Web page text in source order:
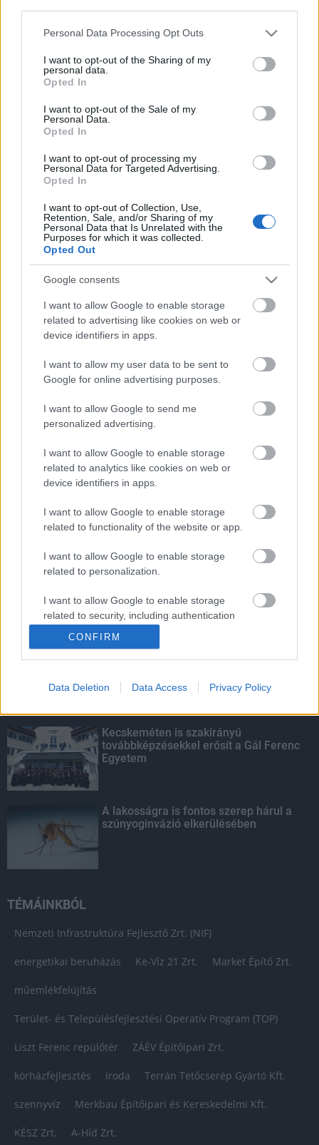
Please note that this website/app uses one or more Google
not limited to your visit or usage behaviour. You may click to
grant or deny consent to Google and its third-party tags to
use your data for below specified purposes in below Google
consent section.
Personal Data Processing Opt Outs
I want to opt-out of the Sharing of my
personal data.
Opted In
I want to opt-out of the Sale of my
Personal Data.
Opted In
I want to opt-out of processing my
Personal Data for Targeted Advertising.
Opted In
I want to opt-out of Collection, Use,
Retention, Sale, and/or Sharing of my
Personal Data that Is Unrelated with the
Purposes for which it was collected.
Opted Out
Google consents
I want to allow Google to enable storage
related to advertising like cookies on web or
device identifiers in apps.
I want to allow my user data to be sent to
Google for online advertising purposes.
I want to allow Google to send me
personalized advertising.
I want to allow Google to enable storage
related to analytics like cookies on web or
device identifiers in apps.
I want to allow Google to enable storage
related to functionality of the website or app.
I want to allow Google to enable storage
related to personalization.
I want to allow Google to enable storage
related to security, including authentication
CONFIRM
Data Deletion Data Access Privacy Policy
Paks II.: Mit jelent az 5. blokk új
árnyékában?
másodfokúra csökken a riasztás
HIRDETÉS
Paks II.: Mit jelent az 5. blokk új
mérföldköve a felülvizsgálat
árnyékában?
Fontos a postaládákba költöző
széncinegék védelme
Amire többmillióan vártunk: szombattól
másodfokúra csökken a riasztás
KIEMELT
Megérkezett az eső a Duna
Kecskeméten is szakirányú
továbbképzésekkel erősít a Gál Ferenc
Egyetem
A lakosságra is fontos szerep hárul a
szúnyoginvázió elkerülésében
TÉMÁINKBÓL
Nemzeti Infrastruktúra Fejlesztő Zrt. (NIF)
energetikai beruházás Ke-Víz 21 Zrt. Market Építő Zrt.
műemlékfelújítás
Terület- és Településfejlesztési Operatív Program (TOP)
Liszt Ferenc repülőtér ZÁÉV Építőipari Zrt.
kórházfejlesztés iroda Terrán Tetőcserép Gyártó Kft.
szennyvíz Merkbau Építőipari és Kereskedelmi Kft.
KÉSZ Zrt. A-Híd Zrt.